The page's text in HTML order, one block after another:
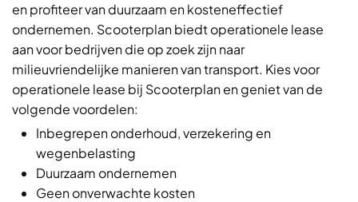
en profiteer van duurzaam en kosteneffectief
ondernemen. Scooterplan biedt operationele lease
aan voor bedrijven die op zoek zijn naar
milieuvriendelijke manieren van transport. Kies voor
operationele lease bij Scooterplan en geniet van de
volgende voordelen:
Inbegrepen onderhoud, verzekering en
wegenbelasting
Duurzaam ondernemen
Geen onverwachte kosten